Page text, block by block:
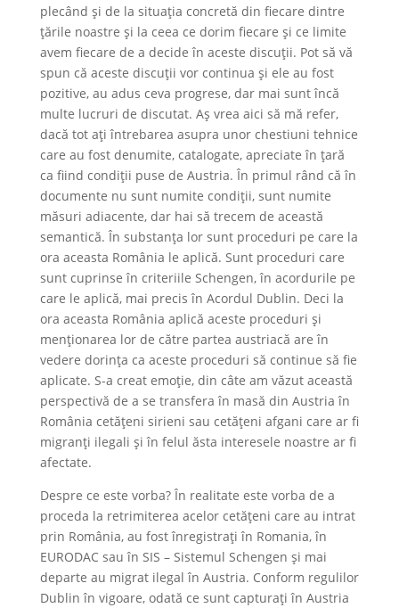
plecând și de la situația concretă din fiecare dintre
țările noastre și la ceea ce dorim fiecare și ce limite
avem fiecare de a decide în aceste discuții. Pot să vă
spun că aceste discuții vor continua și ele au fost
pozitive, au adus ceva progrese, dar mai sunt încă
multe lucruri de discutat. Aș vrea aici să mă refer,
dacă tot ați întrebarea asupra unor chestiuni tehnice
care au fost denumite, catalogate, apreciate în țară
ca fiind condiții puse de Austria. În primul rând că în
documente nu sunt numite condiții, sunt numite
măsuri adiacente, dar hai să trecem de această
semantică. În substanța lor sunt proceduri pe care la
ora aceasta România le aplică. Sunt proceduri care
sunt cuprinse în criteriile Schengen, în acordurile pe
care le aplică, mai precis în Acordul Dublin. Deci la
ora aceasta România aplică aceste proceduri și
menționarea lor de către partea austriacă are în
vedere dorința ca aceste proceduri să continue să fie
aplicate. S-a creat emoție, din câte am văzut această
perspectivă de a se transfera în masă din Austria în
România cetățeni sirieni sau cetățeni afgani care ar fi
migranți ilegali și în felul ăsta interesele noastre ar fi
afectate.
Despre ce este vorba? În realitate este vorba de a
proceda la retrimiterea acelor cetățeni care au intrat
prin România, au fost înregistrați în Romania, în
EURODAC sau în SIS – Sistemul Schengen și mai
departe au migrat ilegal în Austria. Conform regulilor
Dublin în vigoare, odată ce sunt capturați în Austria